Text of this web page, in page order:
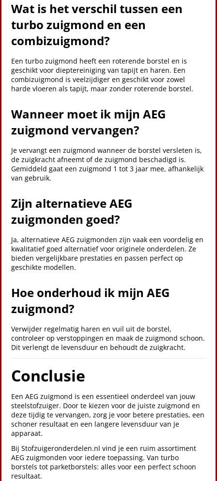
Wat is het verschil tussen een
turbo zuigmond en een
combizuigmond?
Een turbo zuigmond heeft een roterende borstel en is
geschikt voor dieptereiniging van tapijt en haren. Een
combizuigmond is veelzijdiger en geschikt voor zowel
harde vloeren als tapijt, maar zonder roterende borstel.
Wanneer moet ik mijn AEG
zuigmond vervangen?
Je vervangt een zuigmond wanneer de borstel versleten is,
de zuigkracht afneemt of de zuigmond beschadigd is.
Gemiddeld gaat een zuigmond 1 tot 3 jaar mee, afhankelijk
van gebruik.
Zijn alternatieve AEG
zuigmonden goed?
Ja, alternatieve AEG zuigmonden zijn vaak een voordelig en
kwalitatief goed alternatief voor originele onderdelen. Ze
bieden vergelijkbare prestaties en passen perfect op
geschikte modellen.
Hoe onderhoud ik mijn AEG
zuigmond?
Verwijder regelmatig haren en vuil uit de borstel,
controleer op verstoppingen en maak de zuigmond schoon.
Dit verlengt de levensduur en behoudt de zuigkracht.
Conclusie
Een AEG zuigmond is een essentieel onderdeel van jouw
steelstofzuiger. Door te kiezen voor de juiste zuigmond en
deze tijdig te vervangen, zorg je voor betere prestaties, een
schoner resultaat en een langere levensduur van je
apparaat.
Bij Stofzuigeronderdelen.nl vind je een ruim assortiment
AEG zuigmonden voor iedere toepassing. Van turbo
borstels tot parketborstels: alles voor een perfect schoon
resultaat.